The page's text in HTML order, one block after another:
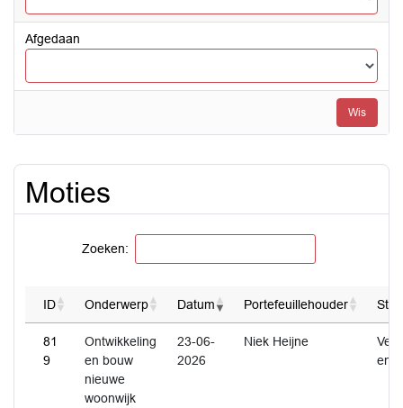
met
Afgedaan
Wis
Moties
Zoeken:
ID Onderwerp Datum Portefeuillehouder
81
9
Ontwikkeling
en bouw
nieuwe
woonwijk
23-06-
2026
Niek Heijne
en